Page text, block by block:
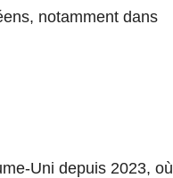
notamment dans
Uni depuis 2023, où